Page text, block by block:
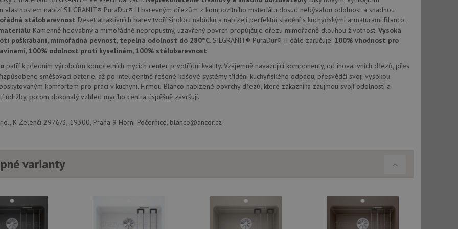
vlastnostem nabízí SILGRANIT® PuraDur® II barevným dřezům z kompozitního materiálu dosud nebývalou odolnost a snadnou
stálobarevnost Deset atraktivních barev tvoří širokou nabídku a nabízejí perfektní sladění s kuchyňskými armaturami Blanco.
Kamenně hedvábný a mimořádně nepropustný, uzavřený povrch propůjčuje dřezu mimořádně dlouhou životnost. Vysoká
poškrábání, mimořádná pevnost, tepelná odolnost do 280°C. SILGRANIT® PuraDur® II dále zaručuje: 100% vhodnost pro
100% odolnost proti kyselinám, 100% stálobarevnost
patří k předním výrobcům kompletních mycích center prvotřídní kvality. Vzájemně navazující komponenty, od inovativních dřezů, přes
směšovací baterie, až po inteligentně řešené košové systémy třídění kuchyňského odpadu, přesvědčí svojí vysokou
komfortem pro práci v kuchyni. Firmou Blanco nabízené povrchy dřezů, které zákazníka zaujmou svojí odolností a
údržby, potom dokonalý vzhled mycího centra úspěšně završují.
K Zelenči 2976/3, 19300, Praha 9 Horní Počernice, blanco@ancor.cz
varianty
webové stránky a jakoukoli reklamu, kterou koncový uživatel
mohl vidět před návštěvou uvedeného webu.
.seznam.cz
4 týdny 2
Toto je velmi běžný název souboru cookie, ale pokud je
nalezen jako soubor cookie relace, bude pravděpodobně
použit jako pro správu stavu relace.
blanco.cz
dny
nalezen jako soubor cookie relace, bude pravděpodobně
použit jako pro správu stavu relace.
Google LLC
.doubleclick.net
15 minut
Tento soubor cookie nastavuje společnost DoubleClick
(kterou vlastní společnost Google), aby zjistila, zda prohlížeč
návštěvníka webu podporuje soubory cookie.
Google LLC
.youtube.com
prohlížeče
zobrazení vložených videí.
.youtube.com
uživatelských předvoleb pro videa Youtube vložená do
webů; může také určit, zda návštěvník webu používá novou
nebo starou verzi rozhraní Youtube.